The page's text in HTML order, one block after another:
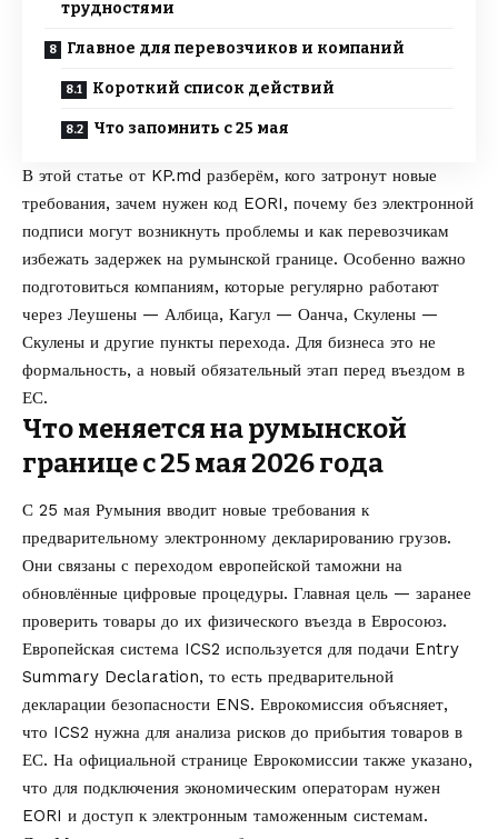
трудностями
Главное для перевозчиков и компаний
Короткий список действий
Что запомнить с 25 мая
В этой статье от KP.md разберём, кого затронут новые
требования, зачем нужен код EORI, почему без электронной
подписи могут возникнуть проблемы и как перевозчикам
избежать задержек на румынской границе. Особенно важно
подготовиться компаниям, которые регулярно работают
через Леушены — Албица, Кагул — Оанча, Скулены —
Скулены и другие пункты перехода. Для бизнеса это не
формальность, а новый обязательный этап перед въездом в
ЕС.
Что меняется на румынской
границе с 25 мая 2026 года
С 25 мая Румыния вводит новые требования к
предварительному электронному декларированию грузов.
Они связаны с переходом европейской таможни на
обновлённые цифровые процедуры. Главная цель — заранее
проверить товары до их физического въезда в Евросоюз.
Европейская система ICS2 используется для подачи Entry
Summary Declaration, то есть предварительной
декларации безопасности ENS. Еврокомиссия объясняет,
что ICS2 нужна для анализа рисков до прибытия товаров в
ЕС. На официальной странице Еврокомиссии также указано,
что для подключения экономическим операторам нужен
EORI и доступ к электронным таможенным системам.